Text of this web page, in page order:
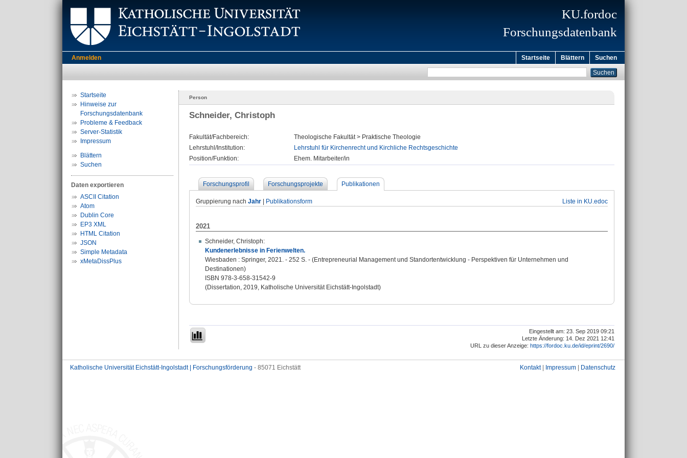
KU.fordoc
Forschungsdatenbank
Anmelden Startseite Blättern Suchen
Startseite
Hinweise zur
Forschungsdatenbank
Probleme & Feedback
Server-Statistik
Impressum
Blättern
Suchen
Daten exportieren
ASCII Citation
Atom
Dublin Core
EP3 XML
HTML Citation
JSON
Simple Metadata
xMetaDissPlus
Person
Schneider, Christoph
Fakultät/Fachbereich:
Theologische Fakultät > Praktische Theologie
Lehrstuhl/Institution:
Lehrstuhl für Kirchenrecht und Kirchliche Rechtsgeschichte
Position/Funktion:
Ehem. Mitarbeiter/in
Forschungsprofil Forschungsprojekte Publikationen
Liste in KU.edoc
Gruppierung nach Jahr Publikationsform
2021
Schneider, Christoph:
Kundenerlebnisse in Ferienwelten.
Wiesbaden : Springer, 2021. - 252 S. - (Entrepreneurial Management und Standortentwicklung - Perspektiven für Unternehmen und
Destinationen)
ISBN 978-3-658-31542-9
(Dissertation, 2019, Katholische Universität Eichstätt-Ingolstadt)
Eingestellt am: 23. Sep 2019 09:21
Letzte Änderung: 14. Dez 2021 12:41
URL zu dieser Anzeige: https://fordoc.ku.de/id/eprint/2690/
Katholische Universität Eichstätt-Ingolstadt | Forschungsförderung - 85071 Eichstätt Kontakt| Impressum Datenschutz